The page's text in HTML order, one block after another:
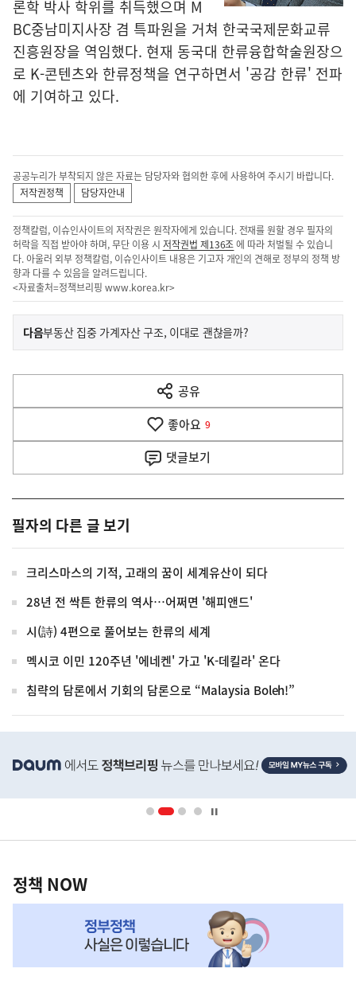
론학 박사 학위를 취득했으며 M
BC중남미지사장 겸 특파원을 거쳐 한국국제문화교류
진흥원장을 역임했다. 현재 동국대 한류융합학술원장으
로 K-콘텐츠와 한류정책을 연구하면서 '공감 한류' 전파
에 기여하고 있다.
공공누리가 부착되지 않은 자료는 담당자와 협의한 후에 사용하여 주시기 바랍니다.
저작권정책
담당자안내
정책칼럼, 이슈인사이트의 저작권은 원작자에게 있습니다. 전재를 원할 경우 필자의
허락을 직접 받아야 하며, 무단 이용 시 저작권법 제136조에 따라 처벌될 수 있습니
다. 아울러 외부 정책칼럼, 이슈인사이트 내용은 기고자 개인의 견해로 정부의 정책 방
향과 다를 수 있음을 알려드립니다.
<자료출처=정책브리핑 www.korea.kr>
이
전
다
음
다음기
부동산 집중 가계자산 구조, 이대로 괜찮을까?
공유
열
기
좋아요 9
댓글보기
필자의 다른 글 보기
크리스마스의 기적, 고래의 꿈이 세계유산이 되다
28년 전 싹튼 한류의 역사…어쩌면 '해피앤드'
시(詩) 4편으로 풀어보는 한류의 세계
멕시코 이민 120주년 '에네켄' 가고 'K-데킬라' 온다
침략의 담론에서 기회의 담론으로 “Malaysia Boleh!”
단
배
영
책
NOW,
정책 NOW